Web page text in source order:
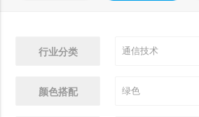
行业分类
颜色搭配